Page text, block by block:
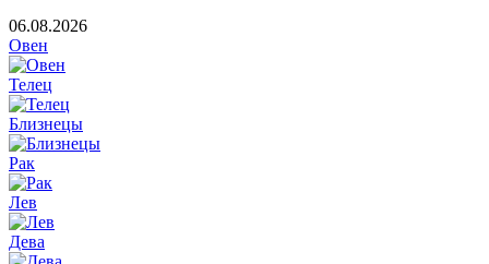
06.08.2026
Овен
Телец
Близнецы
Рак
Лев
Дева